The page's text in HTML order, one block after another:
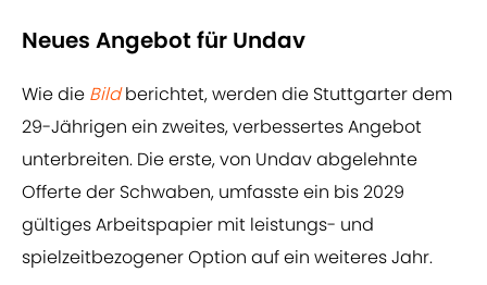
Neues Angebot für Undav
Wie die Bildberichtet, werden die Stuttgarter dem
29-Jährigen ein zweites, verbessertes Angebot
unterbreiten. Die erste, von Undav abgelehnte
Offerte der Schwaben, umfasste ein bis 2029
gültiges Arbeitspapier mit leistungs- und
spielzeitbezogener Option auf ein weiteres Jahr.